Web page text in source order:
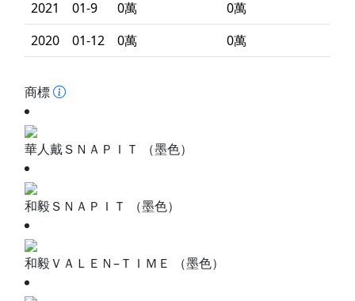
2021
01-9 0萬
0萬
2020
01-12 0萬 0萬
商標
華人戴ＳＮＡＰＩＴ （墨色）
和毅ＳＮＡＰＩＴ （墨色）
和毅ＶＡＬＥＮ–ＴＩＭＥ （墨色）